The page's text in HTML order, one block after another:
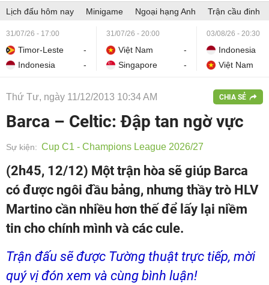
Lịch đấu hôm nay Minigame Ngoại hạng Anh Trận cầu đinh
31/07/26 - 17:00
Timor-Leste
-
Indonesia
-
31/07/26 - 20:00
Việt Nam
-
Singapore
-
03/08/26 - 20:30
Indonesia
Việt Nam
Thứ Tư, ngày 11/12/2013 10:34 AM CHIA SẺ
Barca – Celtic: Đập tan ngờ vực
Sự kiện: Cup C1 - Champions League 2026/27
(2h45, 12/12) Một trận hòa sẽ giúp Barca
có được ngôi đầu bảng, nhưng thầy trò HLV
Martino cần nhiều hơn thế để lấy lại niềm
tin cho chính mình và các cule.
Trận đấu sẽ được Tường thuật trực tiếp, mời
quý vị đón xem và cùng bình luận!